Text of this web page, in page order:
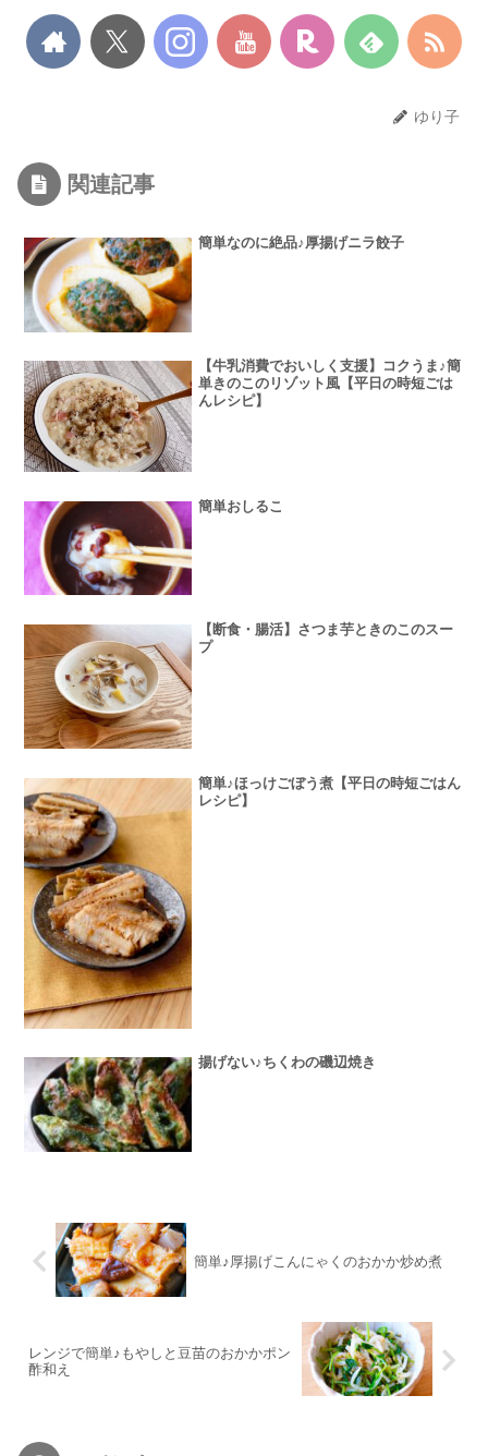
ゆり子
関連記事
簡単なのに絶品♪厚揚げニラ餃子
【牛乳消費でおいしく支援】コクうま♪簡
単きのこのリゾット風【平日の時短ごは
んレシピ】
簡単おしるこ
【断食・腸活】さつま芋ときのこのスー
プ
簡単♪ほっけごぼう煮【平日の時短ごはん
レシピ】
揚げない♪ちくわの磯辺焼き
簡単♪厚揚げこんにゃくのおかか炒め煮
レンジで簡単♪もやしと豆苗のおかかポン
酢和え